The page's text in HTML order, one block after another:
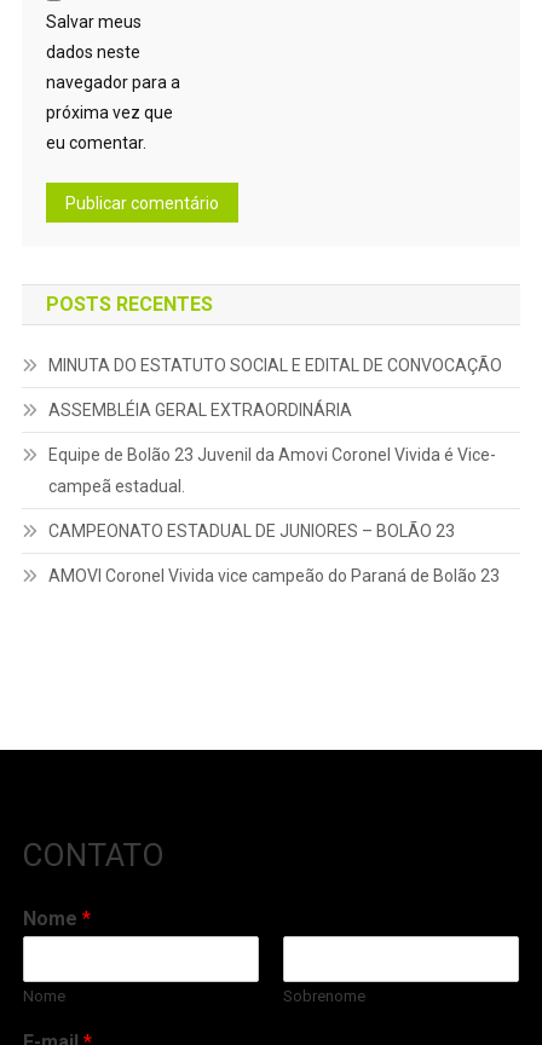
Salvar meus
dados neste
navegador para a
próxima vez que
eu comentar.
POSTS RECENTES
MINUTA DO ESTATUTO SOCIAL E EDITAL DE CONVOCAÇÃO
ASSEMBLÉIA GERAL EXTRAORDINÁRIA
Equipe de Bolão 23 Juvenil da Amovi Coronel Vivida é Vice-
campeã estadual.
CAMPEONATO ESTADUAL DE JUNIORES – BOLÃO 23
AMOVI Coronel Vivida vice campeão do Paraná de Bolão 23
CONTATO
Nome*
Nome Sobrenome